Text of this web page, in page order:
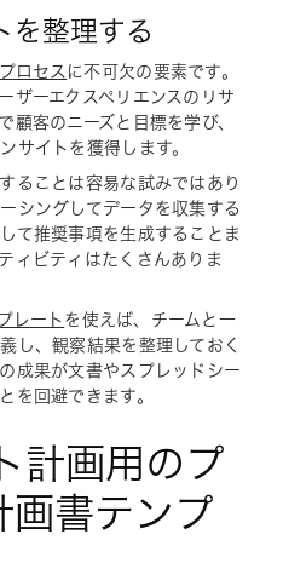
を整理する
ロセス に不可欠の要素です。
ザーエクスペリエンスのリサ
顧客のニーズと目標を学び、
サイトを獲得します。
ることは容易な試みではあり
シングしてデータを収集する
て推奨事項を生成することま
ィビティはたくさんありま
レート を使えば、チームと一
し、観察結果を整理しておく
成果が文書やスプレッドシー
を回避できます。
計画用のプ
画書テンプ